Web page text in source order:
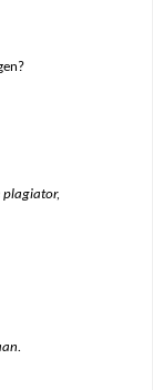
plagiator,